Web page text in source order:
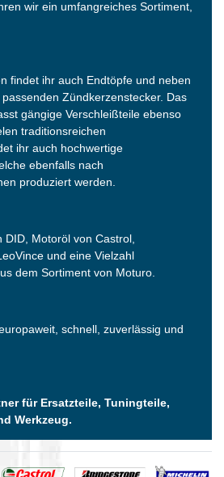
wir ein umfangreiches Sortiment,
findet ihr auch Endtöpfe und neben
Zündkerzenstecker. Das
gängige Verschleißteile ebenso
traditionsreichen
ihr auch hochwertige
ebenfalls nach
produziert werden.
DID, Motoröl von Castrol,
und eine Vielzahl
dem Sortiment von Moturo.
schnell, zuverlässig und
für Ersatzteile, Tuningteile,
Werkzeug.